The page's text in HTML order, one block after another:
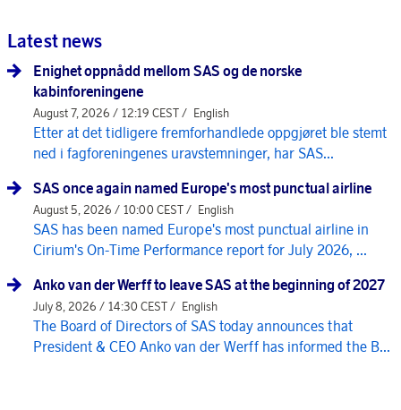
Latest news
Enighet oppnådd mellom SAS og de norske
kabinforeningene
August 7, 2026 / 12:19 CEST / English
Etter at det tidligere fremforhandlede oppgjøret ble stemt
ned i fagforeningenes uravstemninger, har SAS...
SAS once again named Europe's most punctual airline
August 5, 2026 / 10:00 CEST / English
SAS has been named Europe's most punctual airline in
Cirium's On-Time Performance report for July 2026, ...
Anko van der Werff to leave SAS at the beginning of 2027
July 8, 2026 / 14:30 CEST / English
The Board of Directors of SAS today announces that
President & CEO Anko van der Werff has informed the B...